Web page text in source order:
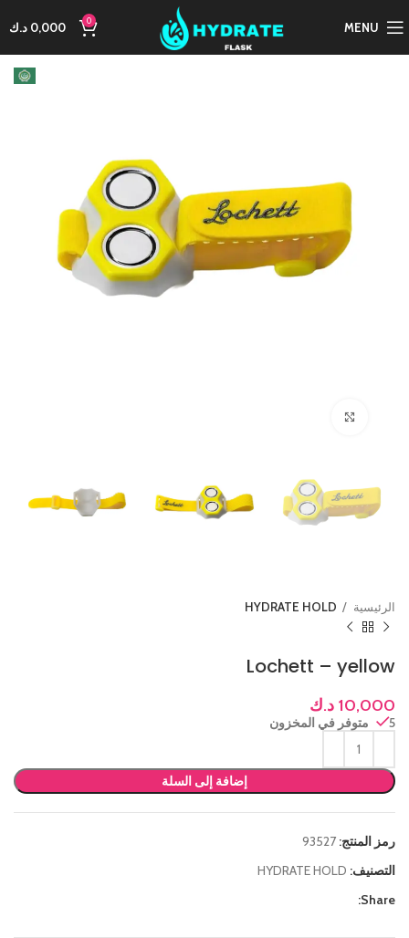
MENU
0
0,000 د.ك
الرئيسية HYDRATE HOLD
Lochett – yellow
10,000 د.ك
5 متوفر في المخزون
إضافة إلى السلة
رمز المنتج: 93527
التصنيف: HYDRATE HOLD
Share: